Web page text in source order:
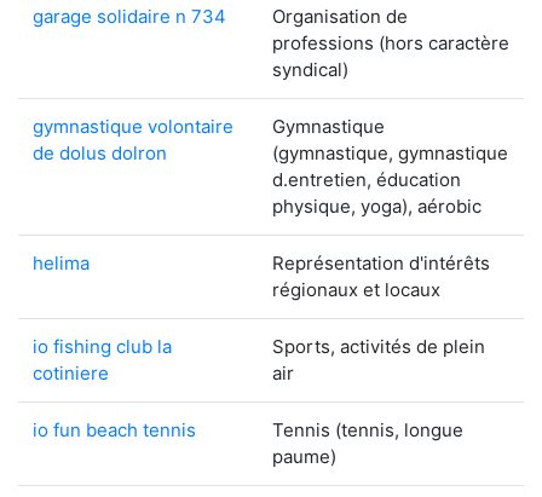
garage solidaire n 734
Organisation de
professions (hors caractère
syndical)
gymnastique volontaire
de dolus dolron
Gymnastique
(gymnastique, gymnastique
d.entretien, éducation
physique, yoga), aérobic
helima
Représentation d'intérêts
régionaux et locaux
io fishing club la
cotiniere
Sports, activités de plein
air
io fun beach tennis
Tennis (tennis, longue
paume)